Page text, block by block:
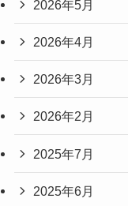
2026年5月
2026年4月
2026年3月
2026年2月
2025年7月
2025年6月